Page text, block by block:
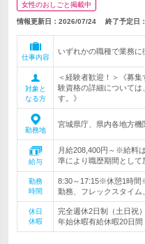
女性のおしごと掲載中
情報更新日：2026/07/24 終了予定日：
仕事内容
いずれかの職種で業務に
対象と
なる方
＜経験者歓迎！＞《募
験資格の詳細について
す。》
勤務地
宮城県庁、県内各地方機
給与
月給208,400円～※給料
準により職歴期間として
勤務
時間
8:30～17:15※休憩1時間
勤務、フレックスタイム
休日
休暇
完全週休2日制（土日祝
年始休暇有給休暇20日間